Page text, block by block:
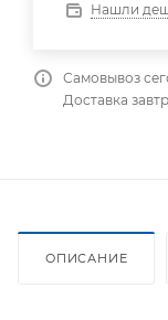
Нашли
Самовывоз
Доставка
ОПИСАНИЕ